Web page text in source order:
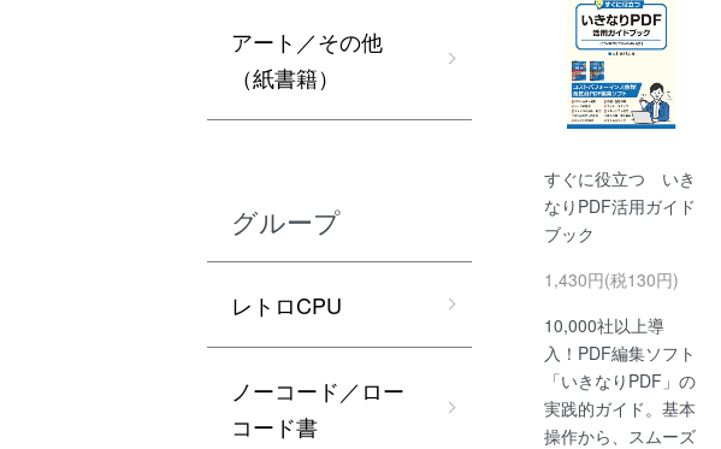
すぐに役立つ いき
なりPDF活用ガイド
ブック
1,430円(税130円)
10,000社以上導
入！PDF編集ソフト
「いきなりPDF」の
実践的ガイド。基本
操作から、スムーズ
アート／その他
（紙書籍）
グループ
レトロCPU
ノーコード／ロー
コード書